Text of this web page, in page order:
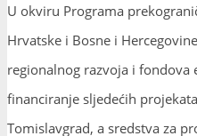
U okviru Programa
Hrvatske i Bosne i
regionalnog razvoja i
financiranje sljedećih
Tomislavgrad, a sredstva za